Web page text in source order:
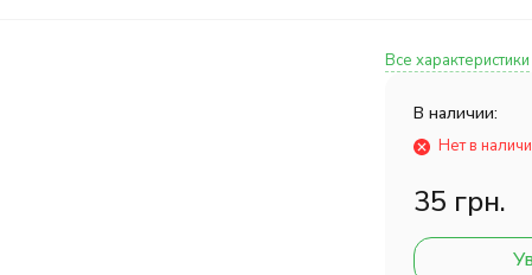
Все характеристики
В наличии:
Нет в
35 грн.